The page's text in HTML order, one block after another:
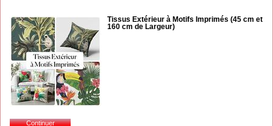
Tissus Extérieur à Motifs Imprimés (45 cm et
160 cm de Largeur)